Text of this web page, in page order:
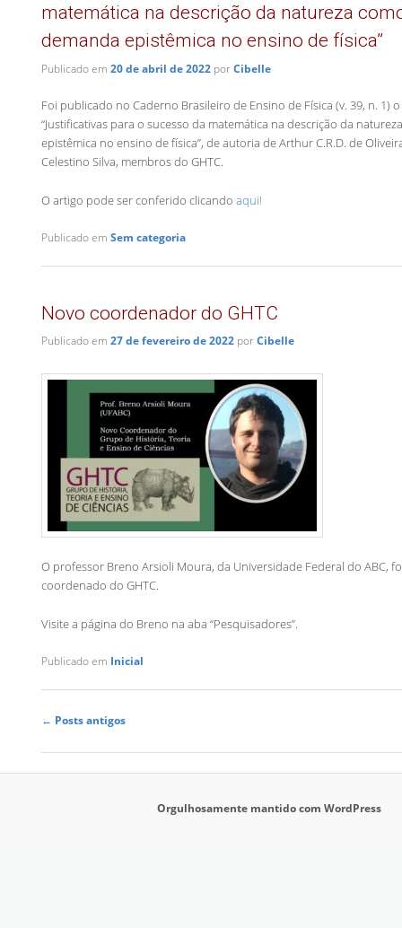
matemática na descrição da natureza
demanda epistêmica no ensino de física”
Publicado em 20 de abril de 2022 porCibelle
Foi publicado no Caderno Brasileiro de Ensino de Física (v. 39, n. 1)
“Justificativas para o sucesso da matemática na descrição da
epistêmica no ensino de física”, de autoria de Arthur C.R.D. de
Celestino Silva, membros do GHTC.
O artigo pode ser conferido clicando aqui!
Publicado em Sem categoria
Novo coordenador do GHTC
Publicado em 27 de fevereiro de 2022 porCibelle
O professor Breno Arsioli Moura, da Universidade Federal do ABC,
coordenado do GHTC.
Visite a página do Breno na aba “Pesquisadores”.
Publicado em Inicial
Navegação
posts
← Posts antigos
Orgulhosamente mantido com WordPress